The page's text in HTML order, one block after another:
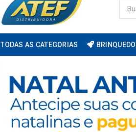
TODAS AS CATEGORIAS